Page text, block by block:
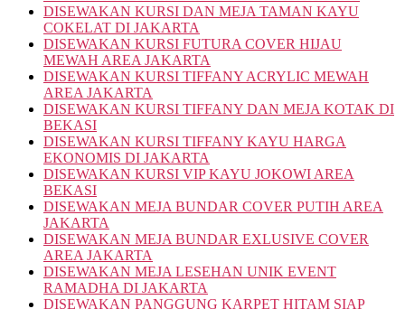
DISEWAKAN KURSI DAN MEJA TAMAN KAYU
COKELAT DI JAKARTA
DISEWAKAN KURSI FUTURA COVER HIJAU
MEWAH AREA JAKARTA
DISEWAKAN KURSI TIFFANY ACRYLIC MEWAH
AREA JAKARTA
DISEWAKAN KURSI TIFFANY DAN MEJA KOTAK DI
BEKASI
DISEWAKAN KURSI TIFFANY KAYU HARGA
EKONOMIS DI JAKARTA
DISEWAKAN KURSI VIP KAYU JOKOWI AREA
BEKASI
DISEWAKAN MEJA BUNDAR COVER PUTIH AREA
JAKARTA
DISEWAKAN MEJA BUNDAR EXLUSIVE COVER
AREA JAKARTA
DISEWAKAN MEJA LESEHAN UNIK EVENT
RAMADHA DI JAKARTA
DISEWAKAN PANGGUNG KARPET HITAM SIAP